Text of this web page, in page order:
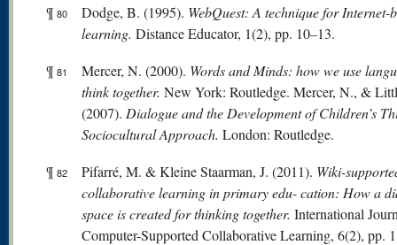
¶ 80 Dodge, B. (1995). WebQuest: A technique for Internet-
learning. Distance Educator, 1(2), pp. 10–13.
¶ 81 Mercer, N. (2000). Wordsand Minds: how we use
think together. New York: Routledge. Mercer, N., &
(2007). Dialogue and the Development of Children’s
Sociocultural Approach. London: Routledge.
¶ 82 Pifarré, M. & Kleine Staarman, J. (2011). Wiki-
collaborative learning in primary edu- cation: How a
space is created for thinking together. International
Computer-Supported Collaborative Learning, 6(2), pp.